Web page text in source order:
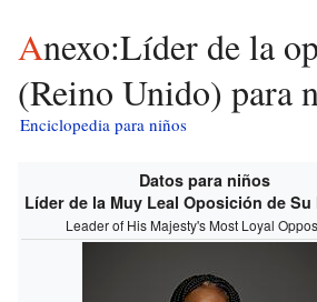
Anexo:Líder de la oposición
(Reino Unido) para
Enciclopedia para niños
Datos para niños
Líder de la Muy Leal Oposición de Su
Leader of His Majesty's Most Loyal